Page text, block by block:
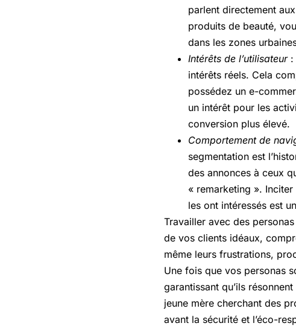
parlent directement
produits de beauté,
dans les zones
Intérêts de l’utilisateur:
intérêts réels. Cela
possédez un e-
un intérêt pour les
conversion plus élevé.
Comportement de
segmentation est
des annonces à ceux
« remarketing ».
les ont intéressés est
Travailler avec des
de vos clients idéaux,
même leurs frustrations,
Une fois que vos personas
garantissant qu’ils
jeune mère cherchant des
avant la sécurité et l’éco-